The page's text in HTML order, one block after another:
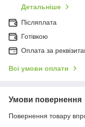
Детальніше
Післяплата
Готівкою
Оплата за
Всі умови оплати
Умови повернення
Повернення товару